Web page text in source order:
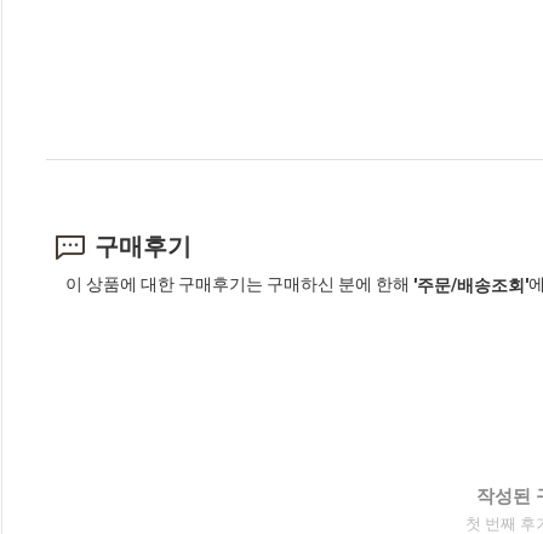
구매후기
이 상품에 대한 구매후기는 구매하신 분에 한해 '주문/배송조회'
작성된
첫 번째 후